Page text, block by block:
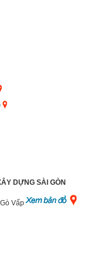
DỰNG SÀI GÒN
Vấp